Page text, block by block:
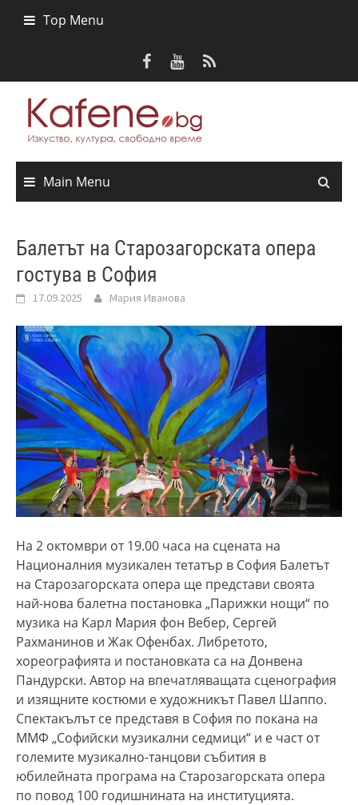
Top Menu
Main Menu
Балетът на Старозагорската опера
гостува в София
17.09.2025 Мария Иванова
На 2 октомври от 19.00 часа на сцената на
Националния музикален тетатър в София Балетът
на Старозагорската опера ще представи своята
най-нова балетна постановка „Парижки нощи“ по
музика на Карл Мария фон Вебер, Сергей
Рахманинов и Жак Офенбах. Либретото,
хореографията и постановката са на Донвена
Пандурски. Автор на впечатляващата сценография
и изящните костюми е художникът Павел Шаппо.
Спектакълът се представя в София по покана на
ММФ „Софийски музикални седмици“ и е част от
големите музикално-танцови събития в
юбилейната програма на Старозагорската опера
по повод 100 годишнината на институцията.